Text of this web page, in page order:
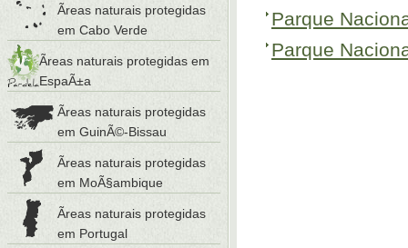
Ãreas naturais protegidas
em Cabo Verde
Ãreas naturais protegidas em
EspaÃ±a
Ãreas naturais protegidas
em GuinÃ©-Bissau
Ãreas naturais protegidas
em MoÃ§ambique
Ãreas naturais protegidas
em Portugal
Parque
Parque